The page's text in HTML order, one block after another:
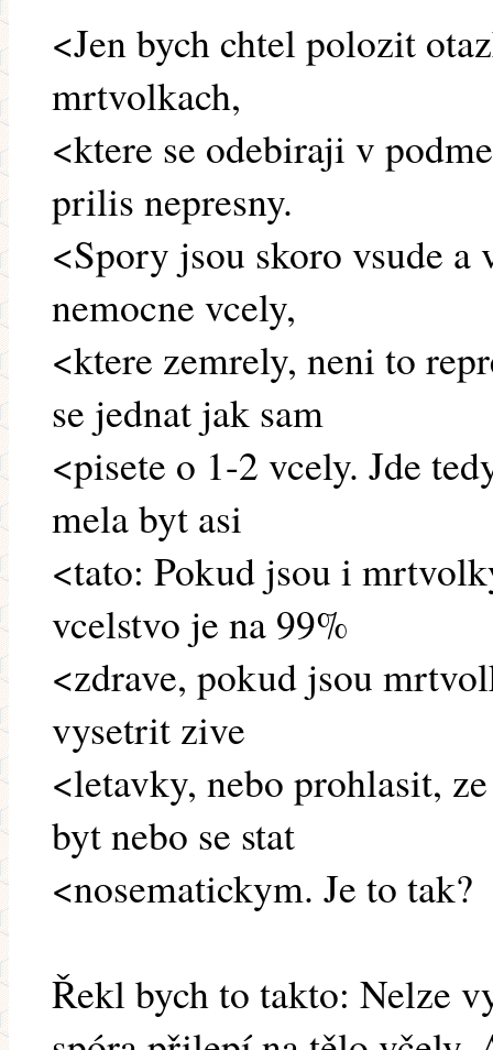
<Jen bych chtel polozit
mrtvolkach,
<ktere se odebiraji v
prilis nepresny.
<Spory jsou skoro vsude
nemocne vcely,
<ktere zemrely, neni to
se jednat jak sam
<pisete o 1-2 vcely. Jde
mela byt asi
<tato: Pokud jsou i
vcelstvo je na 99%
<zdrave, pokud jsou
vysetrit zive
<letavky, nebo prohlasit,
byt nebo se stat
<nosematickym. Je to tak?
Řekl bych to takto: Nelze